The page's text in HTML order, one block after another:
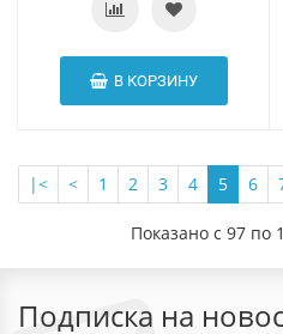
В КОРЗИНУ
|< < 1 2 3 4 5 6
Показано с 97 по
Подписка на